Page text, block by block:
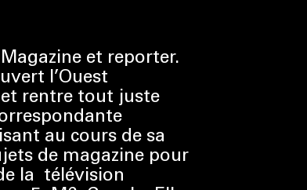
et reporter.
l’Ouest
rentre tout juste
au cours de sa
de magazine pour
la télévision